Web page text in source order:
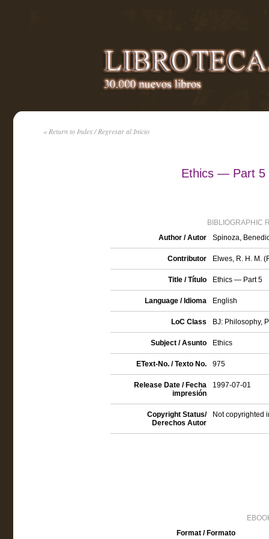
« Return to Index / Regresar al Inicio
Ethics — Part 5
BIBLIOGRAPHIC
Author / Autor
Spinoza,
Contributor Elwes, R. H. M.
Title / Título Ethics — Part 5
Language / Idioma English
LoC Class BJ: Philosophy,
Subject / Asunto Ethics
EText-No. / Texto No. 975
Release Date / Fecha
impresión
1997-07-01
Copyright Status/
Derechos Autor
Not copyrighted
Format / Formato